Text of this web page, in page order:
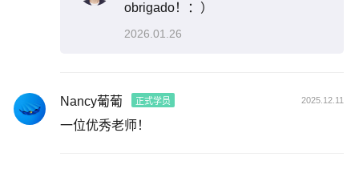
obrigado！：）
2026.01.26
Nancy葡葡 正式学员 2025.12.11
一位优秀老师！